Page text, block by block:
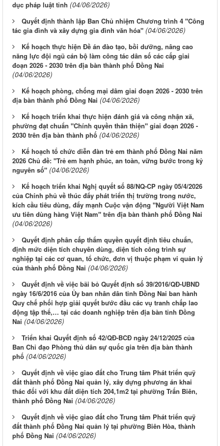
dục pháp luật tỉnh (04/06/2026)
Quyết định thành lập Ban Chủ nhiệm Chương trình 4 "Công
tác gia đình và xây dựng gia đình văn hóa" (04/06/2026)
Kế hoạch thực hiện Đề án đào tạo, bồi dưỡng, nâng cao
năng lực đội ngũ cán bộ làm công tác dân số các cấp giai
đoạn 2026 - 2030 trên địa bàn thành phố Đồng Nai
(04/06/2026)
Kế hoạch phòng, chống mại dâm giai đoạn 2026 - 2030 trên
địa bàn thành phố Đồng Nai (04/06/2026)
Kế hoạch triển khai thực hiện đánh giá và công nhận xã,
phường đạt chuẩn "Chính quyền thân thiện" giai đoạn 2026 -
2030 trên địa bàn thành phố (04/06/2026)
Kế hoạch tổ chức diễn đàn trẻ em thành phố Đồng Nai năm
2026 Chủ đề: "Trẻ em hạnh phúc, an toàn, vững bước trong kỷ
nguyên số" (04/06/2026)
Kế hoạch triển khai Nghị quyết số 88/NQ-CP ngày 05/4/2026
của Chính phủ về thúc đẩy phát triển thị trường trong nước,
kích cầu tiêu dùng, đẩy mạnh Cuộc vận động "Người Việt Nam
ưu tiên dùng hàng Việt Nam" trên địa bàn thành phố Đồng Nai
(04/06/2026)
Quyết định phân cấp thẩm quyền quyết định tiêu chuẩn,
định mức diện tích chuyên dùng, diện tích công trình sự
nghiệp tại các cơ quan, tổ chức, đơn vị thuộc phạm vi quản lý
của thành phố Đồng Nai (04/06/2026)
Quyết định về việc bãi bỏ Quyết định số 39/2016/QĐ-UBND
ngày 16/6/2016 của Ủy ban nhân dân tỉnh Đồng Nai ban hành
Quy chế phối hợp giải quyết bước đầu các vụ tranh chấp lao
động tập thể,… tại các doanh nghiệp trên địa bàn tỉnh Đồng
Nai (04/06/2026)
Triển khai Quyết định số 42/QĐ-BCĐ ngày 24/12/2025 của
Ban Chỉ đạo Phòng thủ dân sự quốc gia trên địa bàn thành
phố (04/06/2026)
Quyết định về việc giao đất cho Trung tâm Phát triển quỹ
đất thành phố Đồng Nai quản lý, xây dựng phương án khai
thác đối với khu đất diện tích 204,1m2 tại phường Trấn Biên,
thành phố Đồng Nai (04/06/2026)
Quyết định về việc giao đất cho Trung tâm Phát triển quỹ
đất thành phố Đồng Nai quản lý tại phường Biên Hòa, thành
phố Đồng Nai (04/06/2026)